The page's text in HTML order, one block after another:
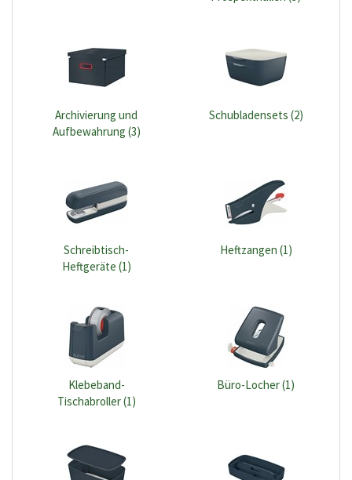
Archivierung und
Aufbewahrung (3)
Schubladensets (2)
Schreibtisch-
Heftgeräte (1)
Heftzangen (1)
Klebeband-
Tischabroller (1)
Büro-Locher (1)